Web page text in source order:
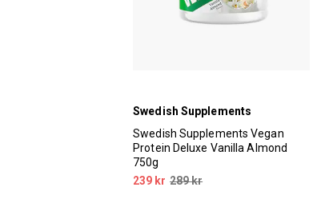
Swedish Supplements
Swedish Supplements Vegan
Protein Deluxe Vanilla Almond
750g
239 kr 289 kr